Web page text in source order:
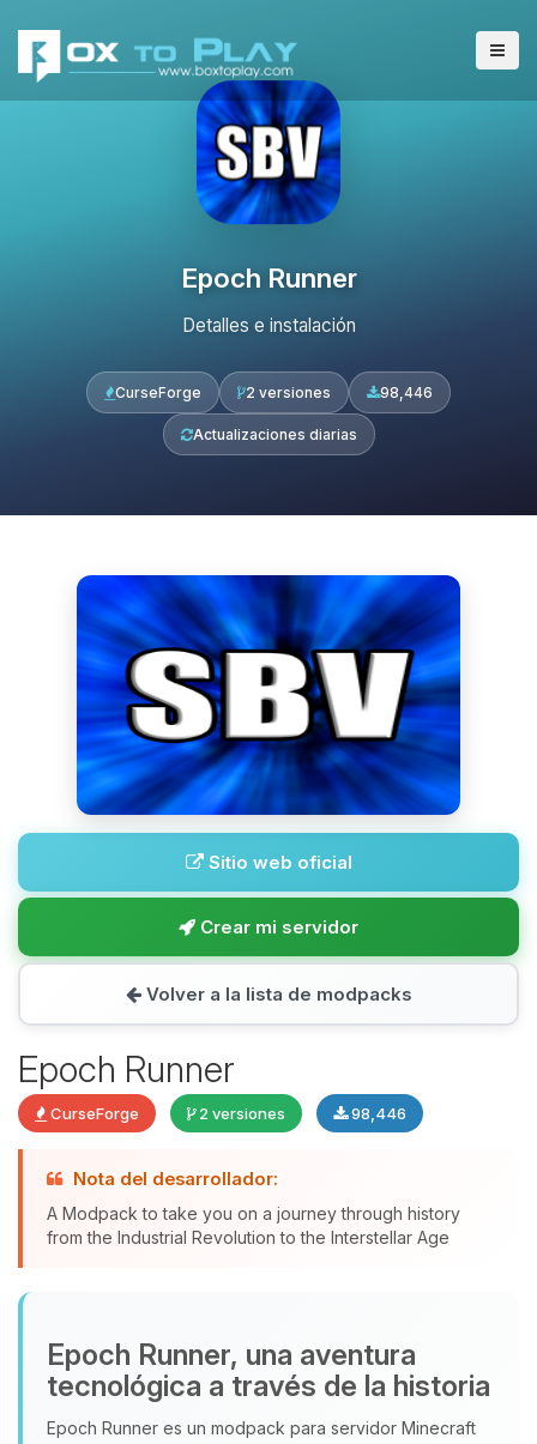
Epoch Runner
Detalles e instalación
CurseForge 2 versiones 98,446
Actualizaciones diarias
Sitio web oficial
Crear mi servidor
Volver a la lista de modpacks
Epoch Runner
CurseForge 2 versiones 98,446
Nota del desarrollador:
A Modpack to take you on a journey through history
from the Industrial Revolution to the Interstellar Age
Epoch Runner, una aventura
tecnológica a través de la historia
Epoch Runner es un modpack para servidor Minecraft
hablar! Soy Choupy, tu pequeno
asistente de BoxToPlay. Cuentame